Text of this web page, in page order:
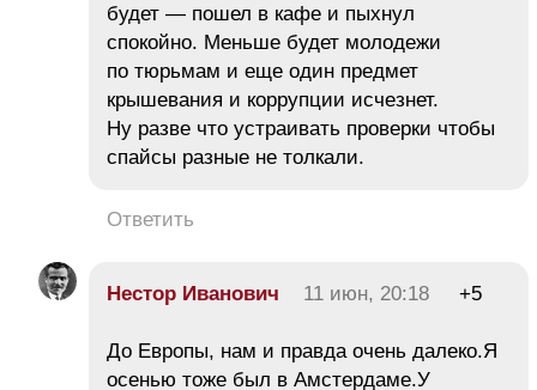
будет — пошел в кафе и пыхнул
спокойно. Меньше будет молодежи
по тюрьмам и еще один предмет
крышевания и коррупции исчезнет.
Ну разве что устраивать проверки чтобы
спайсы разные не толкали.
Ответить
Нестор Иванович 11 июн, 20:18 +5
До Европы, нам и правда очень далеко.Я
осенью тоже был в Амстердаме.У